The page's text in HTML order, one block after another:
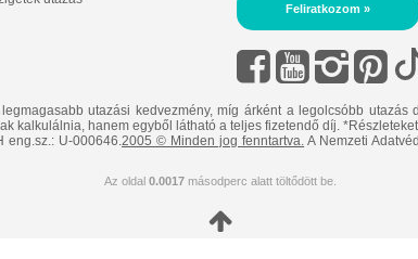
Feliratkozom »
utazási kedvezmény, míg árként a legolcsóbb
kalkulálnia, hanem egyből látható a teljes fizetendő díj. *Részleteket
eng.sz.: U-000646.2005 © Minden jog fenntartva. A Nemzeti
Az oldal 0.0017másodperc alatt töltődött be.